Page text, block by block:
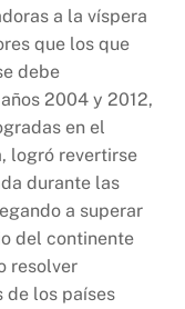
a la víspera
que los que
debe
2004 y 2012,
en el
logró revertirse
durante las
a superar
del continente
resolver
de los países